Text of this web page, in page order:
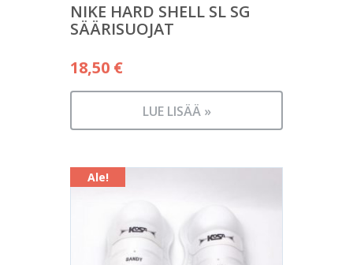
NIKE HARD SHELL SL SG
SÄÄRISUOJAT
18,50 €
LUE LISÄÄ »
Ale!